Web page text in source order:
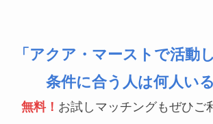
「アクア・マーストで活動
条件に合う人は何人いる
無料！ お試しマッチングもぜひご